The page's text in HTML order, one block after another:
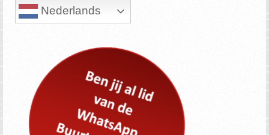
Nederlands